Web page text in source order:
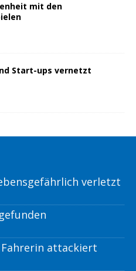
mit den
Start-ups vernetzt
verletzt
attackiert